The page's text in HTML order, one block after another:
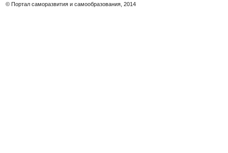
© Портал саморазвития и самообразования, 2014